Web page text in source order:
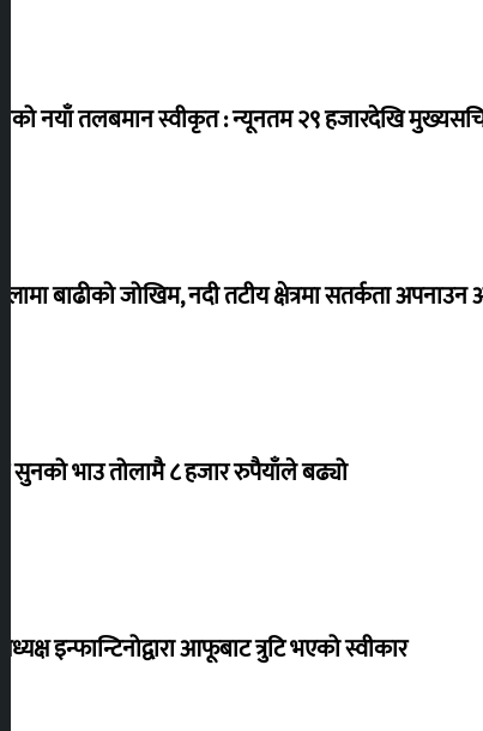
नयाँ तलबमान स्वीकृत : न्यूनतम २९ हजारदेखि
बाढीको जोखिम, नदी तटीय क्षेत्रमा सतर्कता अपनाउन
सुनको भाउ तोलामै ८ हजार रुपैयाँले बढ्यो
अध्यक्ष इन्फान्टिनोद्वारा आफूबाट त्रुटि भएको स्वीकार